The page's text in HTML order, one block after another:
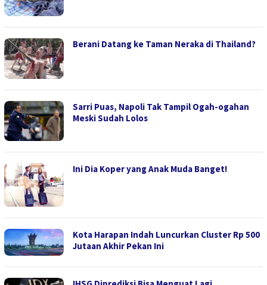
Berani Datang ke Taman Neraka di Thailand?
Sarri Puas, Napoli Tak Tampil Ogah-ogahan
Meski Sudah Lolos
Ini Dia Koper yang Anak Muda Banget!
Kota Harapan Indah Luncurkan Cluster Rp 500
Jutaan Akhir Pekan Ini